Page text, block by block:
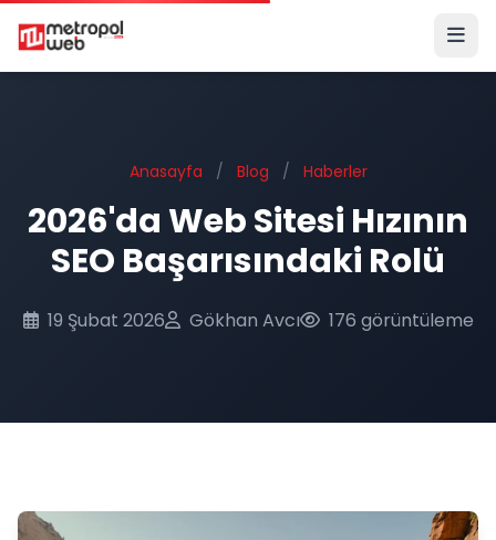
Ana içeriğe geç
Anasayfa / Blog / Haberler
2026'da Web Sitesi Hızının
SEO Başarısındaki Rolü
19 Şubat 2026 Gökhan Avcı 176 görüntüleme